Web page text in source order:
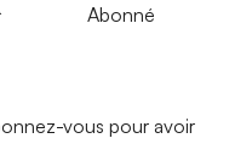
Abonné
vous pour avoir